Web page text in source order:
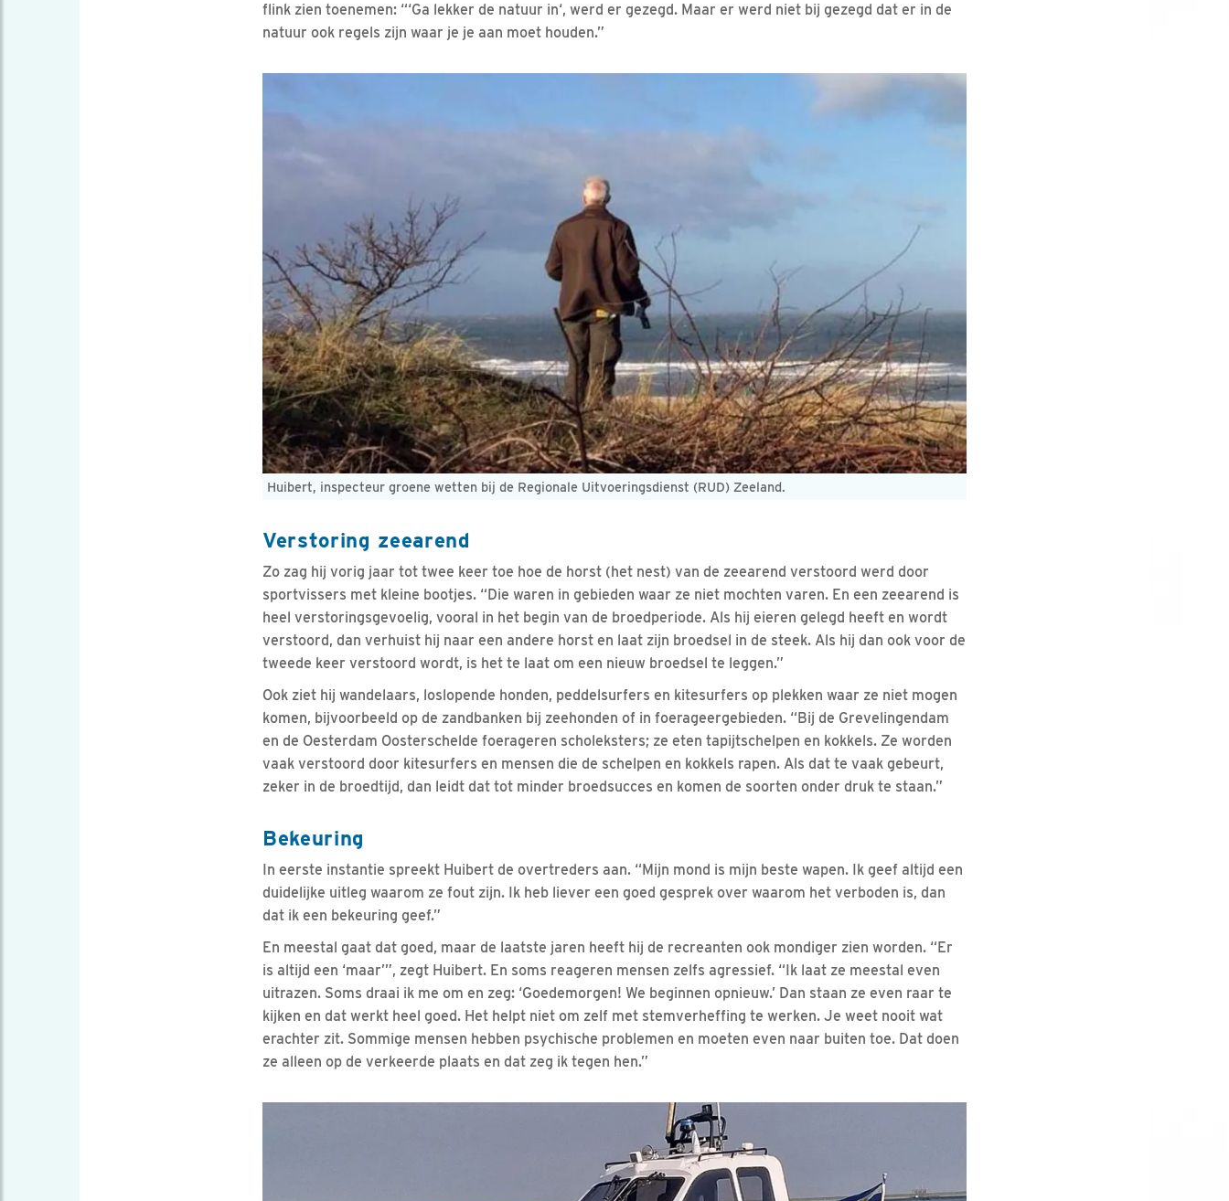
flink zien toenemen: “‘Ga lekker de natuur in‘, werd er gezegd. Maar er werd niet bij gezegd dat er in de
natuur ook regels zijn waar je je aan moet houden.”
Huibert, inspecteur groene wetten bij de Regionale Uitvoeringsdienst (RUD) Zeeland.
Verstoring zeearend
Zo zag hij vorig jaar tot twee keer toe hoe de horst (het nest) van de zeearend verstoord werd door
sportvissers met kleine bootjes. “Die waren in gebieden waar ze niet mochten varen. En een zeearend is
heel verstoringsgevoelig, vooral in het begin van de broedperiode. Als hij eieren gelegd heeft en wordt
verstoord, dan verhuist hij naar een andere horst en laat zijn broedsel in de steek. Als hij dan ook voor de
tweede keer verstoord wordt, is het te laat om een nieuw broedsel te leggen.”
Ook ziet hij wandelaars, loslopende honden, peddelsurfers en kitesurfers op plekken waar ze niet mogen
komen, bijvoorbeeld op de zandbanken bij zeehonden of in foerageergebieden. “Bij de Grevelingendam
en de Oesterdam Oosterschelde foerageren scholeksters; ze eten tapijtschelpen en kokkels. Ze worden
vaak verstoord door kitesurfers en mensen die de schelpen en kokkels rapen. Als dat te vaak gebeurt,
zeker in de broedtijd, dan leidt dat tot minder broedsucces en komen de soorten onder druk te staan.”
Bekeuring
In eerste instantie spreekt Huibert de overtreders aan. “Mijn mond is mijn beste wapen. Ik geef altijd een
duidelijke uitleg waarom ze fout zijn. Ik heb liever een goed gesprek over waarom het verboden is, dan
dat ik een bekeuring geef.”
En meestal gaat dat goed, maar de laatste jaren heeft hij de recreanten ook mondiger zien worden. “Er
is altijd een ‘maar’”, zegt Huibert. En soms reageren mensen zelfs agressief. “Ik laat ze meestal even
uitrazen. Soms draai ik me om en zeg: ‘Goedemorgen! We beginnen opnieuw.’ Dan staan ze even raar te
kijken en dat werkt heel goed. Het helpt niet om zelf met stemverheffing te werken. Je weet nooit wat
erachter zit. Sommige mensen hebben psychische problemen en moeten even naar buiten toe. Dat doen
ze alleen op de verkeerde plaats en dat zeg ik tegen hen.”